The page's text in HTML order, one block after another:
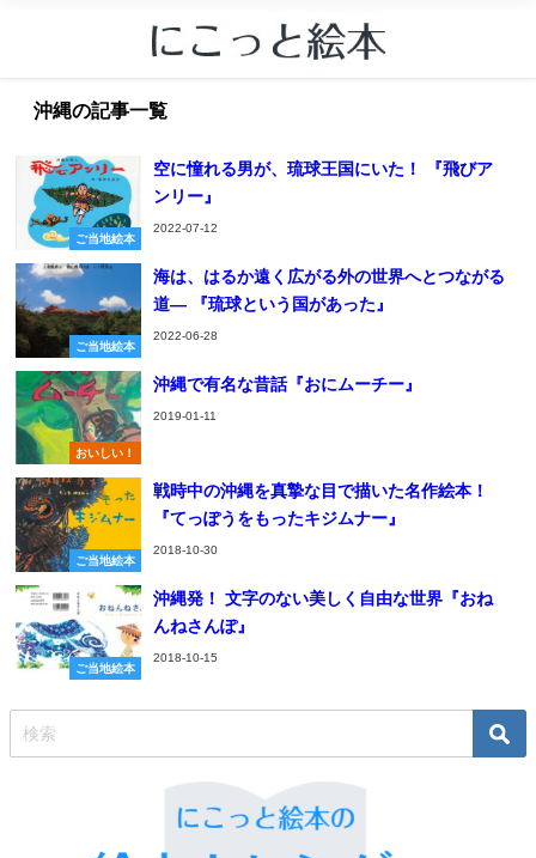
沖縄の記事一覧
ご当地絵本
空に憧れる男が、琉球王国にいた！ 『飛びア
ンリー』
2022-07-12
ご当地絵本
海は、はるか遠く広がる外の世界へとつながる
道― 『琉球という国があった』
2022-06-28
おいしい！
沖縄で有名な昔話『おにムーチー』
2019-01-11
ご当地絵本
戦時中の沖縄を真摯な目で描いた名作絵本！
『てっぽうをもったキジムナー』
2018-10-30
ご当地絵本
沖縄発！ 文字のない美しく自由な世界『おね
んねさんぽ』
2018-10-15